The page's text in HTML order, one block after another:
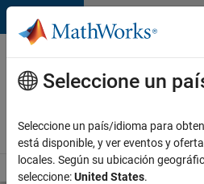
Saltar al contenido
Ofertas
de
empleo
MathWorks
Visión general Búsqueda de empleo
Seleccione un
Seleccione un país/idioma para
está disponible, y ver eventos y
locales. Según su ubicación
seleccione:United States.